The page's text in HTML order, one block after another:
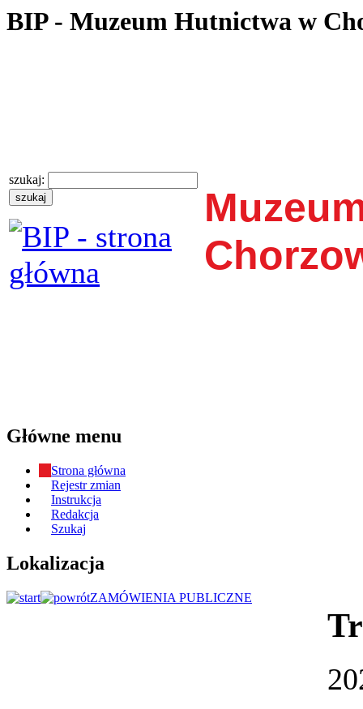
BIP - Muzeum Hutnictwa w
szukaj:
Główne menu
Strona główna
Rejestr zmian
Instrukcja
Redakcja
Szukaj
Lokalizacja
ZAMÓWIENIA PUBLICZNE